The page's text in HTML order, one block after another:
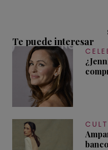
Te puede interesar